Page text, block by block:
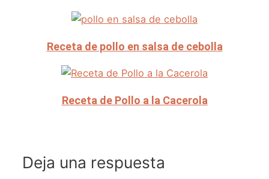
Receta de pollo en salsa de cebolla
Receta de Pollo a la Cacerola
Deja una respuesta